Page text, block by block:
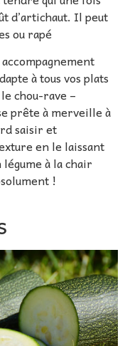
d’artichaut. Il peut
ou rapé
à tous vos plats
chou-rave –
prête à merveille à
saisir et
en le laissant
à la chair
!